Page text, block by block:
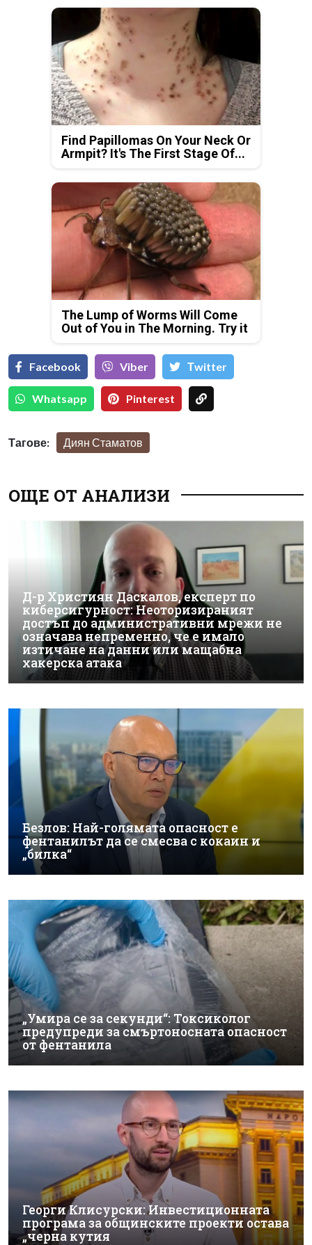
Find Papillomas On Your Neck Or
Armpit? It's The First Stage Of...
The Lump of Worms Will Come
Out of You in The Morning. Try it
Facebook Viber Тwitter
Whatsapp Pinterest
Тагове: Диян Стаматов
ОЩЕ ОТ АНАЛИЗИ
Д-р Християн Даскалов, експерт по
киберсигурност: Неоторизираният
достъп до административни мрежи не
означава непременно, че е имало
изтичане на данни или мащабна
хакерска атака
Безлов: Най-голямата опасност е
фентанилът да се смесва с кокаин и
„билка“
„Умира се за секунди“: Токсиколог
предупреди за смъртоносната опасност
от фентанила
Георги Клисурски: Инвестиционната
програма за общинските проекти остава
„черна кутия